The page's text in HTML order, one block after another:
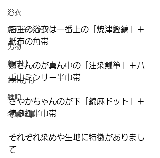
浴衣
魚河岸シャツ
男物
着付け
お出かけ
雑記
特集記事
店主の浴衣は一番上の「焼津鰹縞」＋
紙布の角帯
嫁さんのが真ん中の「注染瓢箪」＋八
重山ミンサー半巾帯
さやかちゃんのが下「綿麻ドット」＋
博多織半巾帯
それぞれ染めや生地に特徴がありまし
て